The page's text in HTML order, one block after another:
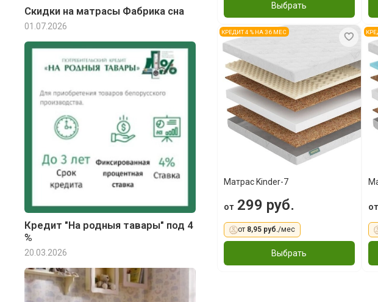
Выбрать
КРЕДИТ 4 % НА 36 МЕС
Матрас Kinder-7
от299 руб.
от 8,95 руб./мес
Выбрать
от
Скидки на матрасы Фабрика сна
01.07.2026
Кредит "На родныя тавары" под 4
%
20.03.2026